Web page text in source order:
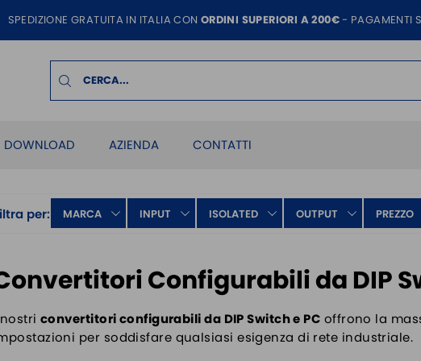
SPEDIZIONE GRATUITA IN ITALIA CON ORDINI SUPERIORI A 200€- PAGAMENTI
DOWNLOAD AZIENDA CONTATTI
per: MARCA INPUT ISOLATED OUTPUT PREZZO
Configurabili da DIP
convertitori configurabili da DIP Switch e PC offrono la
per soddisfare qualsiasi esigenza di rete industriale.